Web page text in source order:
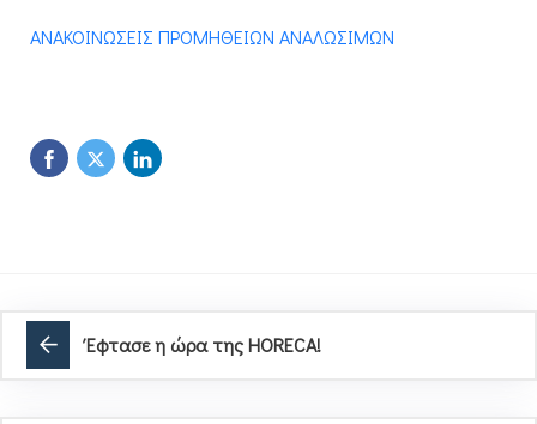
ΑΝΑΚΟΙΝΩΣΕΙΣ ΠΡΟΜΗΘΕΙΩΝ ΑΝΑΛΩΣΙΜΩΝ
Έφτασε η ώρα της HORECA!